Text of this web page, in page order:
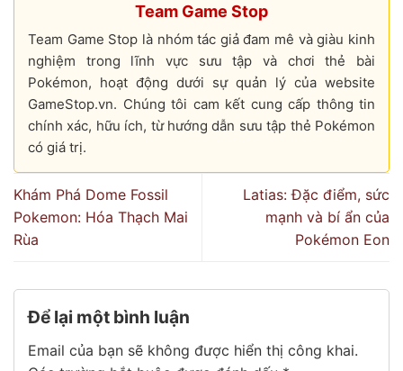
Team Game Stop
Team Game Stop là nhóm tác giả đam mê và giàu kinh
nghiệm trong lĩnh vực sưu tập và chơi thẻ bài
Pokémon, hoạt động dưới sự quản lý của website
GameStop.vn. Chúng tôi cam kết cung cấp thông tin
chính xác, hữu ích, từ hướng dẫn sưu tập thẻ Pokémon
có giá trị.
Khám Phá Dome Fossil
Pokemon: Hóa Thạch Mai
Rùa
Latias: Đặc điểm, sức
mạnh và bí ẩn của
Pokémon Eon
Để lại một bình luận
Email của bạn sẽ không được hiển thị công khai.